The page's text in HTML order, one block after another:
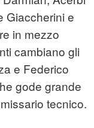
Giaccherini e
in mezzo
cambiano gli
e Federico
gode grande
tecnico.